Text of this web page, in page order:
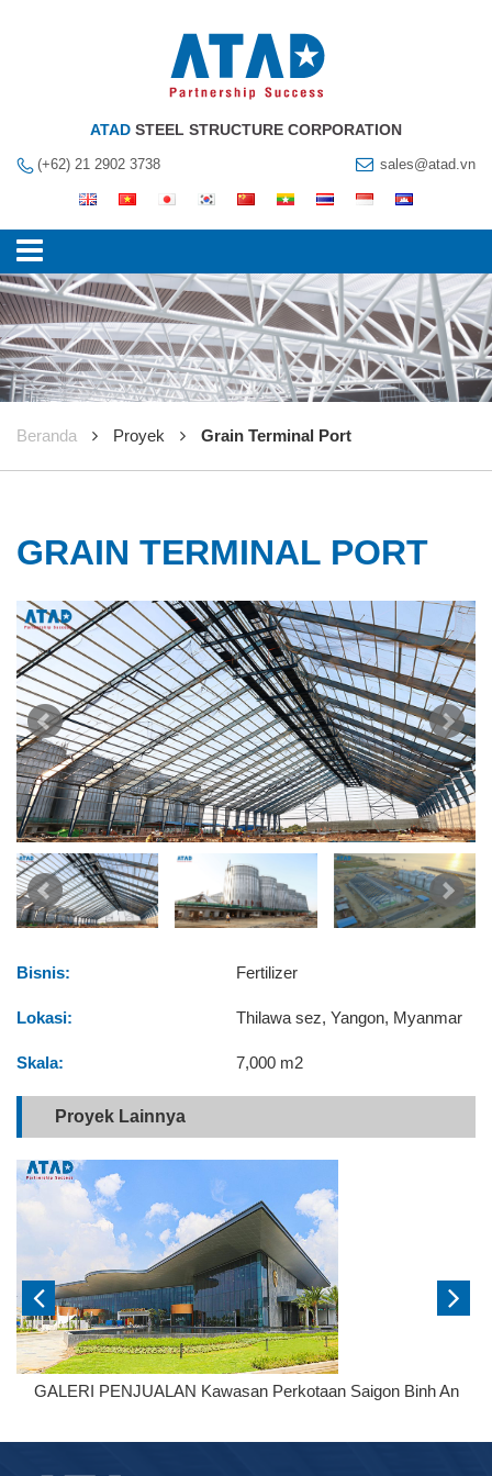
ATAD STEEL STRUCTURE CORPORATION
(+62) 21 2902 3738 sales@atad.vn
Beranda Proyek Grain Terminal Port
GRAIN TERMINAL PORT
Bisnis: Fertilizer
Lokasi: Thilawa sez, Yangon, Myanmar
Skala: 7,000 m2
Proyek Lainnya
GALERI PENJUALAN Kawasan Perkotaan Saigon Binh An